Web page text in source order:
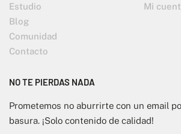
Estudio
Blog
Comunidad
Contacto
Mi
NO TE PIERDAS NADA
Prometemos no aburrirte con un email
basura. ¡Solo contenido de calidad!